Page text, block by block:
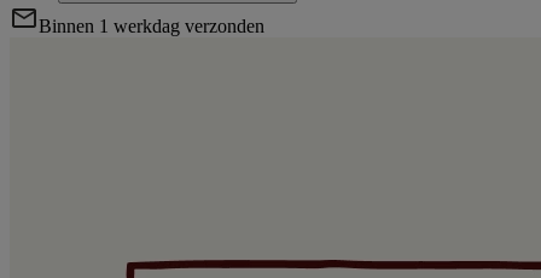
Binnen 1 werkdag verzonden